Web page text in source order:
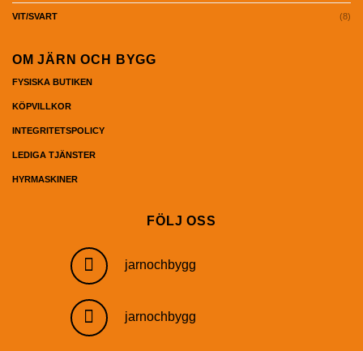
VIT/SVART (8)
OM JÄRN OCH BYGG
FYSISKA BUTIKEN
KÖPVILLKOR
INTEGRITETSPOLICY
LEDIGA TJÄNSTER
HYRMASKINER
FÖLJ OSS
jarnochbygg
jarnochbygg